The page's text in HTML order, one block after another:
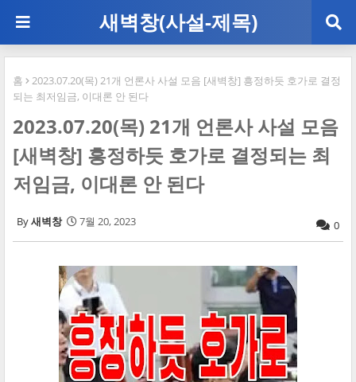
새벽창(사설-제목)
홈
2023.07.20(목) 21개 언론사 사설 모음 [새벽창] 흥정하듯 호가로 결정
되는 최저임금, 이대론 안 된다
2023.07.20(목) 21개 언론사 사설 모음
[새벽창] 흥정하듯 호가로 결정되는 최
저임금, 이대론 안 된다
새벽창 7월 20, 2023 0